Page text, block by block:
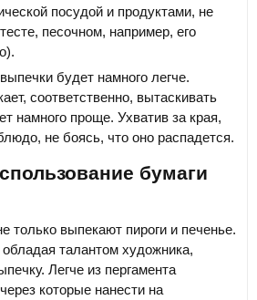
посудой и продуктами, не
песочном, например, его
будет намного легче.
соответственно, вытаскивать
намного проще. Ухватив за края,
не боясь, что оно распадется.
бумаги
только выпекают пироги и печенье.
талантом художника,
Легче из пергамента
которые нанести на